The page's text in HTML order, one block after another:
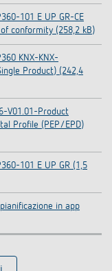
101 E UP GR-CE
conformity (258,2 kB)
KNX-KNX-
Product) (242,4
V01.01-Product
Profile (PEP/EPD)
101 E UP GR (1,5
in app